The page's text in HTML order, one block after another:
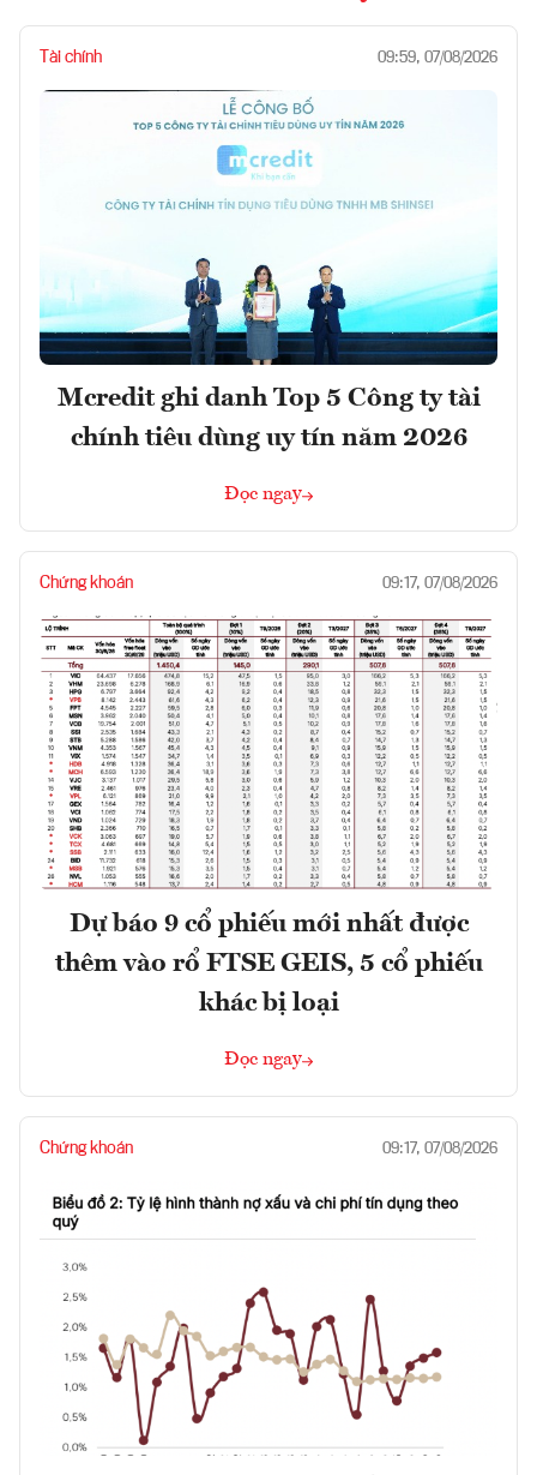
Tài chính 09:59, 07/08/2026
Mcredit ghi danh Top 5 Công ty tài
chính tiêu dùng uy tín năm 2026
Đọc ngay
Chứng khoán 09:17, 07/08/2026
Dự báo 9 cổ phiếu mới nhất được
thêm vào rổ FTSE GEIS, 5 cổ phiếu
khác bị loại
Đọc ngay
Chứng khoán 09:17, 07/08/2026